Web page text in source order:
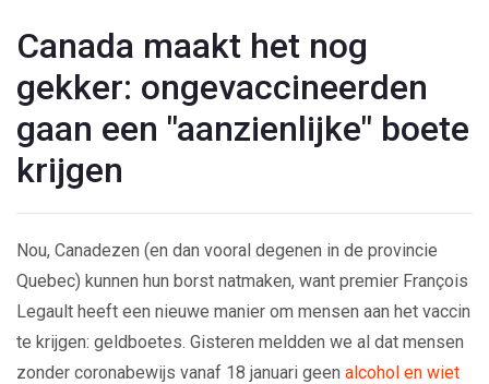
Canada maakt het nog
gekker: ongevaccineerden
gaan een "aanzienlijke" boete
krijgen
Nou, Canadezen (en dan vooral degenen in de provincie
Quebec) kunnen hun borst natmaken, want premier François
Legault heeft een nieuwe manier om mensen aan het vaccin
te krijgen: geldboetes. Gisteren meldden we al dat mensen
zonder coronabewijs vanaf 18 januari geen alcohol en wiet